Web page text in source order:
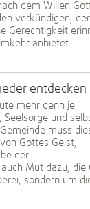
dem Willen
verkündigen,
Gerechtigkeit
anbietet.
entdecken
mehr denn je
und
muss
Gottes Geist,
der
Mut dazu, die
sondern um